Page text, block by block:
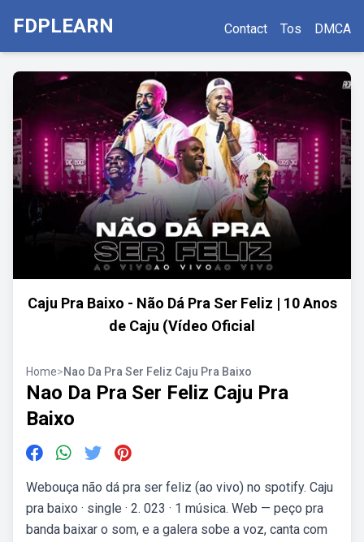
FDPLEARN Contact Tos DMCA
Caju Pra Baixo - Não Dá Pra Ser Feliz | 10 Anos
de Caju (Vídeo Oficial
Home>Nao Da Pra Ser Feliz Caju Pra Baixo
Nao Da Pra Ser Feliz Caju Pra
Baixo
Webouça não dá pra ser feliz (ao vivo) no spotify. Caju
pra baixo · single · 2. 023 · 1 música. Web — peço pra
banda baixar o som, e a galera sobe a voz, canta com